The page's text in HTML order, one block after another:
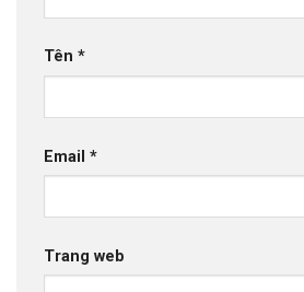
Tên *
Email *
Trang web